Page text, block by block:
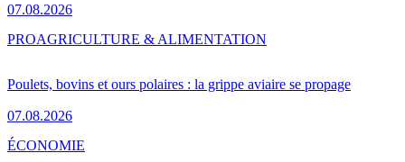
07.08.2026
Poulets, bovins et ours polaires : la grippe aviaire se propage
07.08.2026
PROAGRICULTURE & ALIMENTATION
ÉCONOMIE